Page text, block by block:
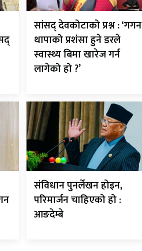
सांसद् देवकोटाको प्रश्न : ‘गगन
थापाको प्रशंसा हुने डरले
स्वास्थ्य बिमा खारेज गर्न
लागेको हो ?’
संविधान पुनर्लेखन होइन,
परिमार्जन चाहिएको हो :
आङदेम्बे